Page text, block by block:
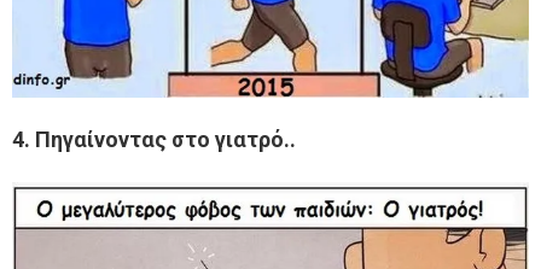
4. Πηγαίνοντας στο γιατρό..